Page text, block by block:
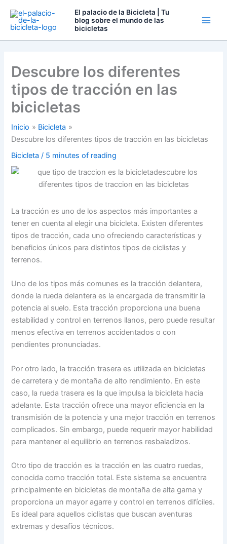
contenido
El palacio de la Bicicleta | Tu
blog sobre el mundo de las
bicicletas
Descubre los diferentes
tipos de tracción en las
bicicletas
Inicio
Bicicleta
Descubre los diferentes tipos de tracción en las bicicletas
Bicicleta / 5 minutes of reading
La tracción es uno de los aspectos más importantes a
tener en cuenta al elegir una bicicleta. Existen diferentes
tipos de tracción, cada uno ofreciendo características y
beneficios únicos para distintos tipos de ciclistas y
terrenos.
Uno de los tipos más comunes es la tracción delantera,
donde la rueda delantera es la encargada de transmitir la
potencia al suelo. Esta tracción proporciona una buena
estabilidad y control en terrenos llanos, pero puede resultar
menos efectiva en terrenos accidentados o con
pendientes pronunciadas.
Por otro lado, la tracción trasera es utilizada en bicicletas
de carretera y de montaña de alto rendimiento. En este
caso, la rueda trasera es la que impulsa la bicicleta hacia
adelante. Esta tracción ofrece una mayor eficiencia en la
transmisión de la potencia y una mejor tracción en terrenos
complicados. Sin embargo, puede requerir mayor habilidad
para mantener el equilibrio en terrenos resbaladizos.
Otro tipo de tracción es la tracción en las cuatro ruedas,
conocida como tracción total. Este sistema se encuentra
principalmente en bicicletas de montaña de alta gama y
proporciona un mayor agarre y control en terrenos difíciles.
Es ideal para aquellos ciclistas que buscan aventuras
extremas y desafíos técnicos.